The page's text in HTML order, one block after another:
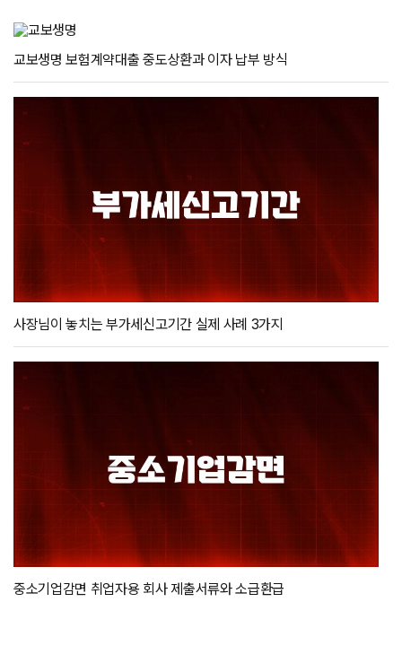
교보생명 보험계약대출 중도상환과 이자 납부 방식
사장님이 놓치는 부가세신고기간 실제 사례 3가지
중소기업감면 취업자용 회사 제출서류와 소급환급